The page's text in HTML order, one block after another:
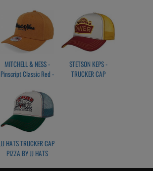
Black/Red
MITCHELL & NESS -
Pinscript Classic Red -
STETSON KEPS -
TRUCKER CAP
JJ HATS TRUCKER CAP
PIZZA BY JJ HATS